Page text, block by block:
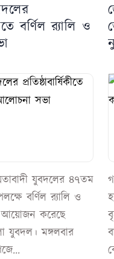
বর্ণিল র‍্যালি ও
যুবদলের ৪৭তম
বর্ণিল র‍্যালি ও
করেছে
যুবদল। মঙ্গলবার